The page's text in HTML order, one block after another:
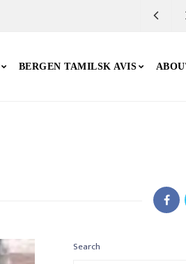
BERGEN TAMILSK AVIS
Search